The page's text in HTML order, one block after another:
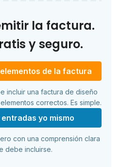
la factura.
y seguro.
de la factura
incluir una factura de diseño
correctos. Es simple.
yo mismo
con una comprensión clara
debe incluirse.